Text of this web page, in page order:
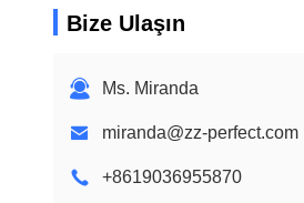
Bize Ulaşın
Ms. Miranda
miranda@zz-perfect.com
+8619036955870